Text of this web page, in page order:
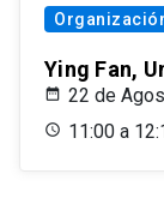
Ying Fan,
22 de
11:00 a